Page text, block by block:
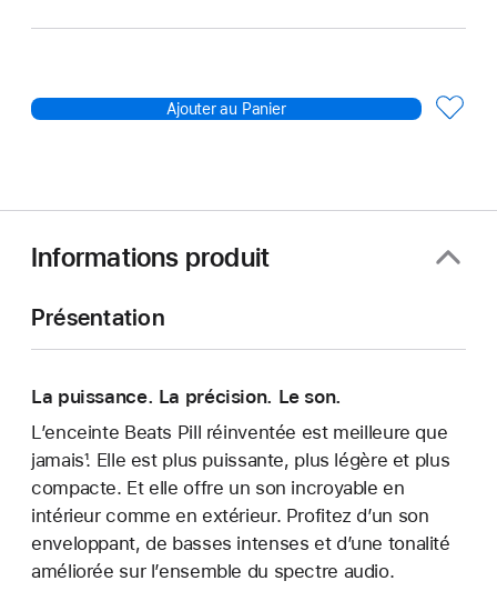
Ajouter au Panier
Informations produit
Présentation
La puissance. La précision. Le son.
L’enceinte Beats Pill réinventée est meilleure que
jamais¹. Elle est plus puissante, plus légère et plus
compacte. Et elle offre un son incroyable en
intérieur comme en extérieur. Profitez d’un son
enveloppant, de basses intenses et d’une tonalité
améliorée sur l’ensemble du spectre audio.